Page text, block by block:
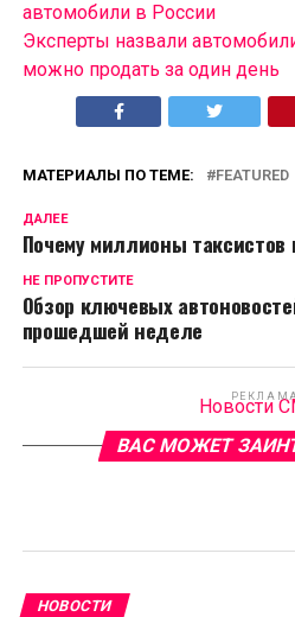
автомобили в России
Эксперты назвали
можно продать за один день
МАТЕРИАЛЫ ПО ТЕМЕ: FEATURED
ДАЛЕЕ
Почему миллионы
НЕ ПРОПУСТИТЕ
Обзор ключевых
прошедшей неделе
Новости
ВАС МОЖЕТ
НОВОСТИ